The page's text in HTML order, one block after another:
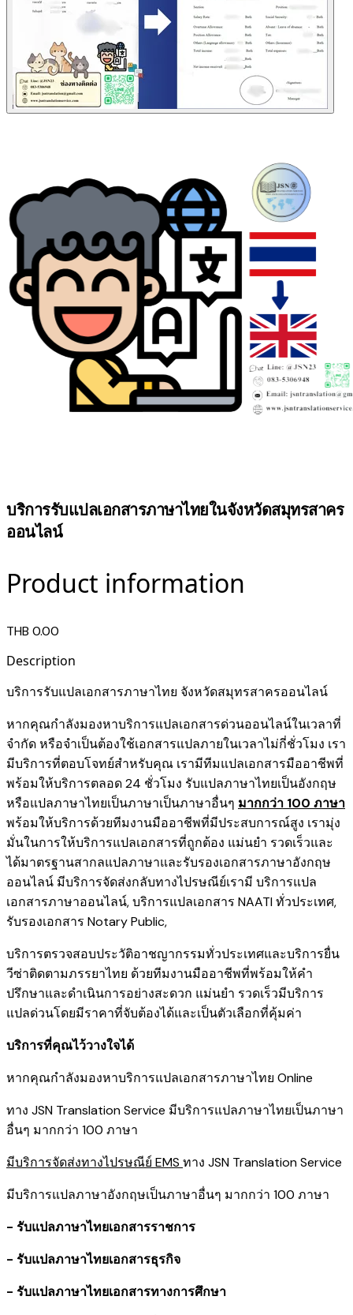
บริการรับแปลเอกสารภาษาไทยในจังหวัดสมุทรสาคร
ออนไลน์
Product information
THB 0.00
Description
บริการรับแปลเอกสารภาษาไทย จังหวัดสมุทรสาครออนไลน์
หากคุณกำลังมองหาบริการแปลเอกสารด่วนออนไลน์ในเวลาที่
จำกัด หรือจำเป็นต้องใช้เอกสารแปลภายในเวลาไม่กี่ชั่วโมง เรา
มีบริการที่ตอบโจทย์สำหรับคุณ เรามีทีมแปลเอกสารมืออาชีพที่
พร้อมให้บริการตลอด 24 ชั่วโมง รับแปลภาษาไทยเป็นอังกฤษ
หรือแปลภาษาไทยเป็นภาษาเป็นภาษาอื่นๆ มากกว่า 100 ภาษา
พร้อมให้บริการด้วยทีมงานมืออาชีพที่มีประสบการณ์สูง เรามุ่ง
มั่นในการให้บริการแปลเอกสารที่ถูกต้อง แม่นยำ รวดเร็วและ
ได้มาตรฐานสากลแปลภาษาและรับรองเอกสารภาษาอังกฤษ
ออนไลน์ มีบริการจัดส่งกลับทางไปรษณีย์เรามี บริการแปล
เอกสารภาษาออนไลน์,บริการแปลเอกสาร NAATI ​ทั่วประเทศ,
รับรองเอกสาร Notary Public,
บริการตรวจสอบประวัติอาชญากรรม​ทั่วประเทศและบริการยื่น
วีซ่าติดตามภรรยาไทย ด้วยทีมงานมืออาชีพที่พร้อมให้คำ
ปรึกษาและดำเนินการอย่างสะดวก แม่นยำ รวดเร็วมีบริการ
แปลด่วนโดยมีราคาที่จับต้องได้และเป็นตัวเลือกที่คุ้มค่า
บริการที่คุณไว้วางใจได้
หากคุณกำลังมองหาบริการแปลเอกสารภาษาไทย Online
ทาง JSN Translation Service มีบริการแปลภาษาไทยเป็นภาษา
อื่นๆ มากกว่า 100 ภาษา
มีบริการจัดส่งทางไปรษณีย์ EMS ทาง JSN Translation Service
มีบริการแปลภาษาอังกฤษเป็นภาษาอื่นๆ มากกว่า 100 ภาษา
- รับแปลภาษาไทยเอกสารราชการ
- รับแปลภาษาไทยเอกสารธุรกิจ
- รับแปลภาษาไทยเอกสารทางการศึกษา